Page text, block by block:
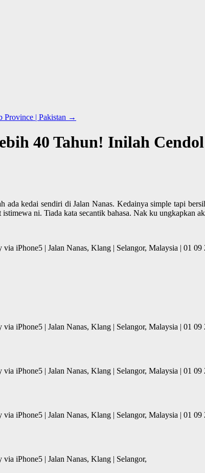
Province | Pakistan →
40 Tahun! Inilah
kedai sendiri di Jalan Nanas. Kedainya simple tapi
ni. Tiada kata secantik bahasa. Nak ku ungkapkan
iPhone5 | Jalan Nanas, Klang | Selangor, Malaysia | 01
iPhone5 | Jalan Nanas, Klang | Selangor, Malaysia | 01
iPhone5 | Jalan Nanas, Klang | Selangor, Malaysia | 01
iPhone5 | Jalan Nanas, Klang | Selangor, Malaysia | 01
iPhone5 | Jalan Nanas, Klang | Selangor,